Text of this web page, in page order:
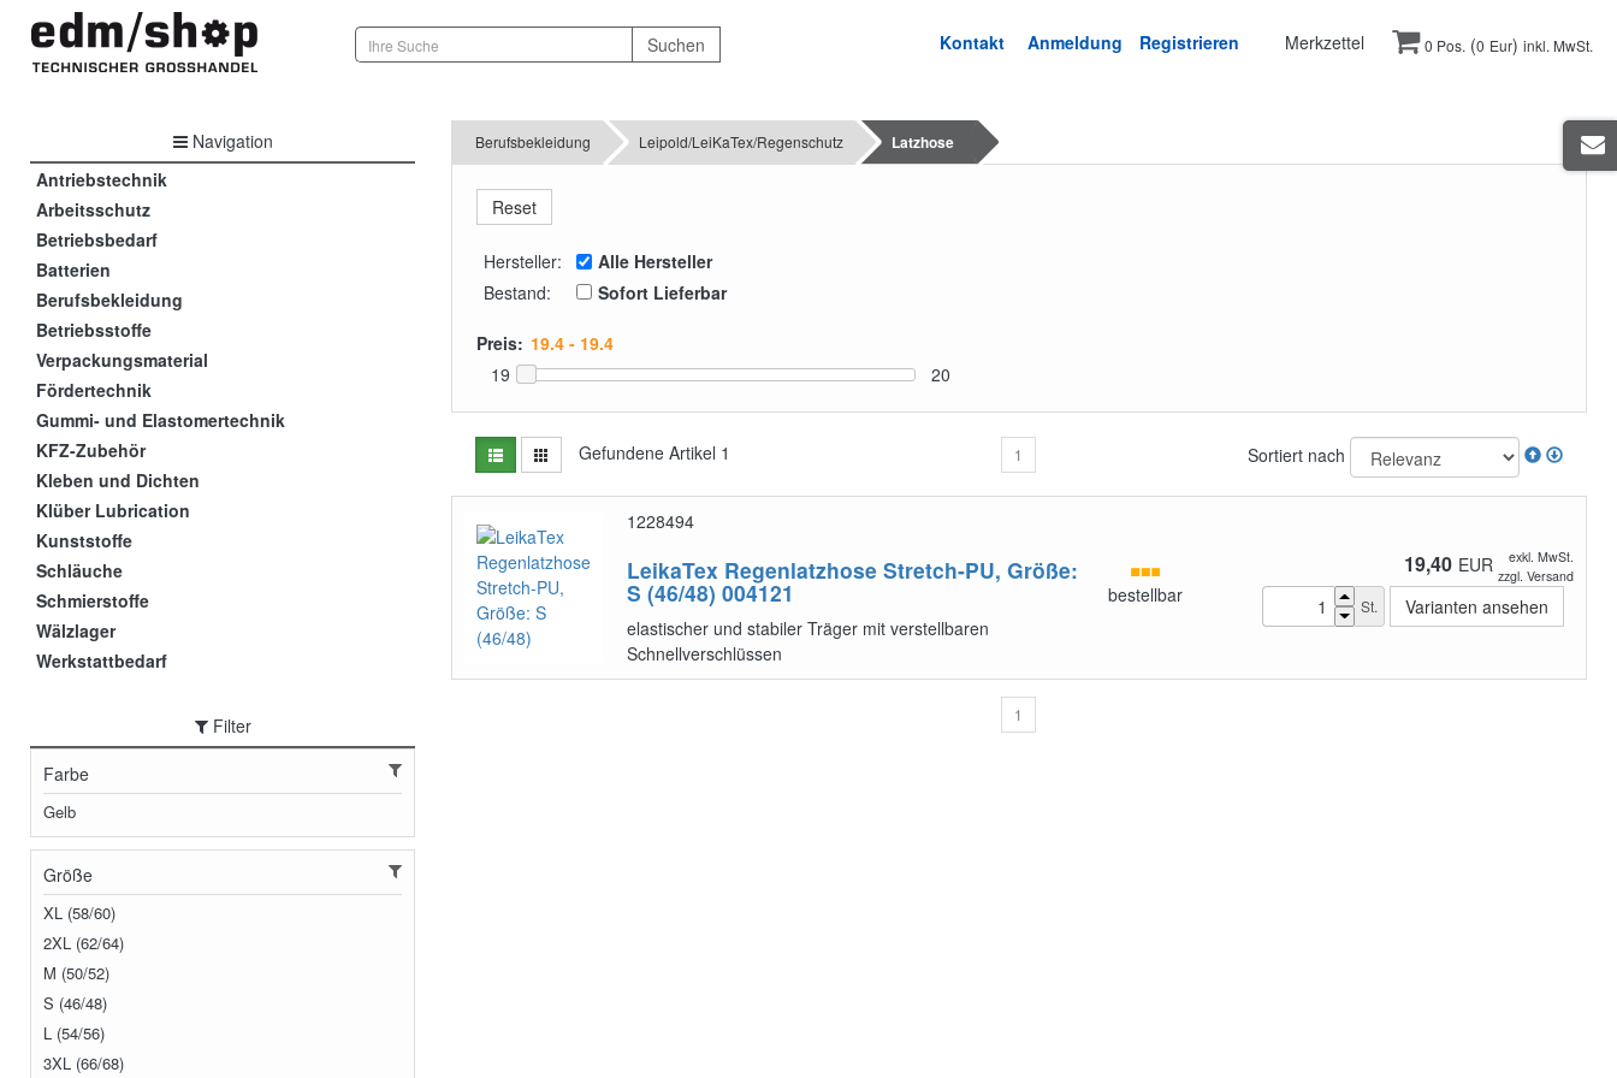
Kontakt Anmeldung Registrieren Merkzettel 0 Pos. (0 Eur) inkl. MwSt.
Navigation
Antriebstechnik
Arbeitsschutz
Betriebsbedarf
Batterien
Berufsbekleidung
Betriebsstoffe
Verpackungsmaterial
Fördertechnik
Gummi- und Elastomertechnik
KFZ-Zubehör
Kleben und Dichten
Klüber Lubrication
Kunststoffe
Schläuche
Schmierstoffe
Wälzlager
Werkstattbedarf
Filter
Farbe
Gelb
Größe
XL (58/60)
2XL (62/64)
M (50/52)
S (46/48)
L (54/56)
3XL (66/68)
Berufsbekleidung Leipold/LeiKaTex/Regenschutz Latzhose
Hersteller:
Alle Hersteller
Bestand:
Sofort Lieferbar
Preis:
19
20
Gefundene Artikel 1 1 Sortiert nach
1228494
LeikaTex Regenlatzhose Stretch-PU, Größe:
S (46/48) 004121
elastischer und stabiler Träger mit verstellbaren
Schnellverschlüssen
bestellbar
19,40 EUR
exkl. MwSt.
zzgl. Versand
St. Varianten ansehen
1